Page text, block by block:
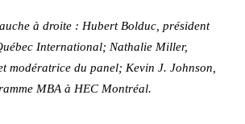
à droite : Hubert Bolduc, président
International; Nathalie Miller,
modératrice du panel; Kevin J. Johnson,
MBA à HEC Montréal.